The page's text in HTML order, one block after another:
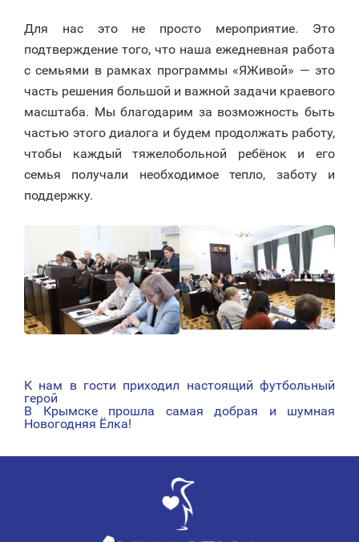
Для нас это не просто мероприятие. Это
подтверждение того, что наша ежедневная работа
с семьями в рамках программы «ЯЖивой» — это
часть решения большой и важной задачи краевого
масштаба. Мы благодарим за возможность быть
частью этого диалога и будем продолжать работу,
чтобы каждый тяжелобольной ребёнок и его
семья получали необходимое тепло, заботу и
поддержку.
НАВИГАЦИЯ
ПО
ЗАПИСЯМ
К нам в гости приходил настоящий футбольный
герой
В Крымске прошла самая добрая и шумная
Новогодняя Ёлка!